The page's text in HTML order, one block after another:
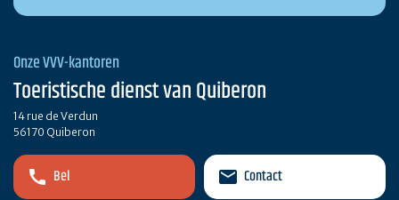
Onze VVV-kantoren
Toeristische dienst van Quiberon
14 rue de Verdun
56170 Quiberon
Bel Contact